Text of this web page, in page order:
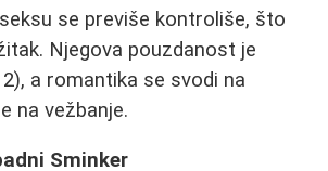
se previše kontroliše, što
Njegova pouzdanost je
a romantika se svodi na
na vežbanje.
Sminker